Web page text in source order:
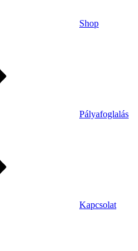
Shop
Pályafoglalás
Kapcsolat